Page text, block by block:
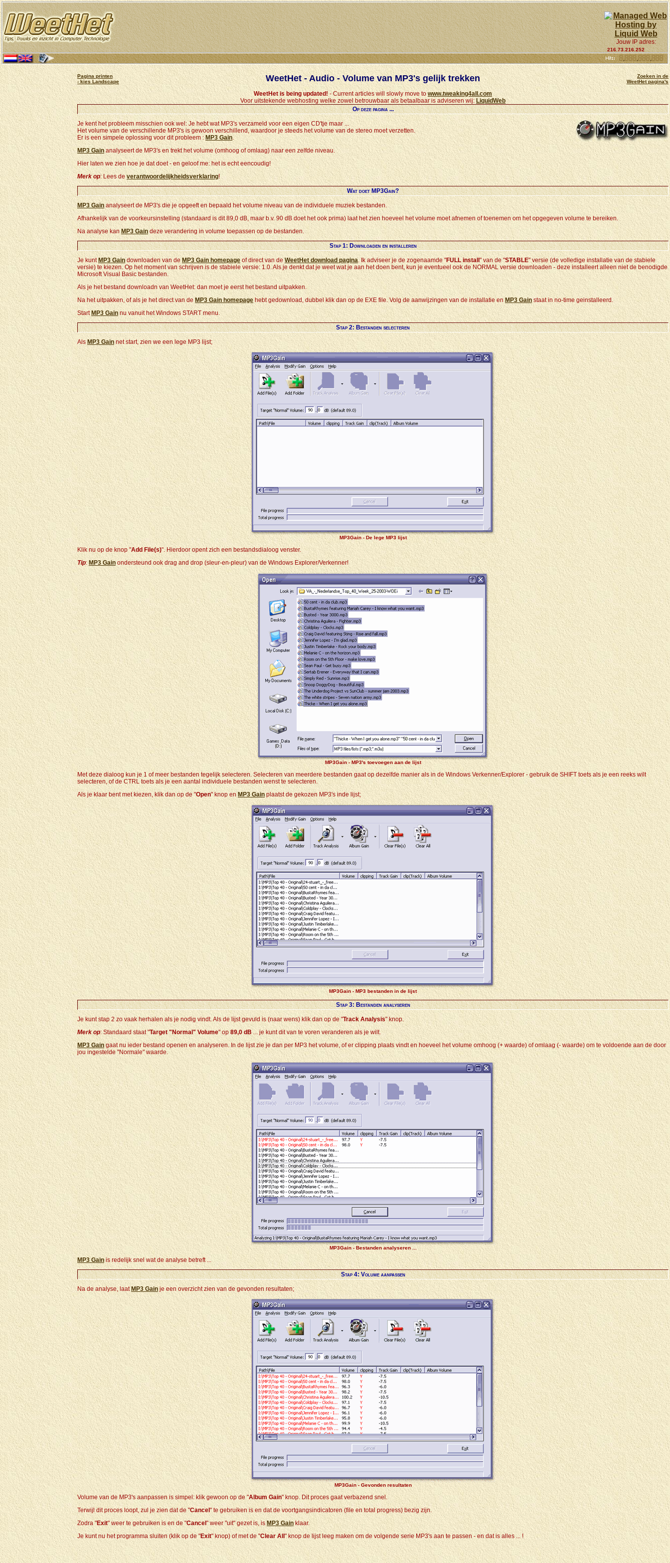
Jouw IP adres:
216.73.216.252
Pagina printen
- kies Landscape
WeetHet - Audio - Volume van MP3's gelijk trekken
Zoeken in de
WeetHet pagina's
WeetHet is being updated! - Current articles will slowly move towww.tweaking4all.com
Voor uitstekende webhosting welke zowel betrouwbaar als betaalbaar is adviseren wij: LiquidWeb
Op deze pagina ...
Je kent het probleem misschien ook wel: Je hebt wat MP3's verzameld voor een eigen CD'tje maar ...
Het volume van de verschillende MP3's is gewoon verschillend, waardoor je steeds het volume van de stereo moet verzetten.
Er is een simpele oplossing voor dit probleem :MP3 Gain.
MP3 Gainanalyseert de MP3's en trekt het volume (omhoog of omlaag) naar een zelfde niveau.
Hier laten we zien hoe je dat doet - en geloof me: het is echt eencoudig!
Merk op: Lees deverantwoordelijkheidsverklaring!
Wat doet MP3Gain?
MP3 Gainanalyseert de MP3's die je opgeeft en bepaald het volume niveau van de individuele muziek bestanden.
Afhankelijk van de voorkeursinstelling (standaard is dit 89,0 dB, maar b.v. 90 dB doet het ook prima) laat het zien hoeveel het volume moet afnemen of toenemen om het opgegeven volume te bereiken.
Na analyse kanMP3 Gain deze verandering in volume toepassen op de bestanden.
Stap 1: Downloaden en installeren
Je kuntMP3 Gaindownloaden van deMP3 Gain homepage of direct van deWeetHet download pagina. Ik adviseer je de zogenaamde "FULL install" van de "STABLE" versie (de volledige installatie van de stabiele
versie) te kiezen. Op het moment van schrijven is de stabiele versie: 1.0. Als je denkt dat je weet wat je aan het doen bent, kun je eventueel ook de NORMAL versie downloaden - deze installeert alleen niet de benodigde
Microsoft Visual Basic bestanden.
Als je het bestand downloadn van WeetHet: dan moet je eerst het bestand uitpakken.
Na het uitpakken, of als je het direct van de MP3 Gain homepage hebt gedownload, dubbel klik dan op de EXE file. Volg de aanwijzingen van de installatie enMP3 Gain staat in no-time geinstalleerd.
StartMP3 Gainnu vanuit het Windows START menu.
Stap 2: Bestanden selecteren
Als MP3 Gain net start, zien we een lege MP3 lijst;
MP3Gain - De lege MP3 lijst
Klik nu op de knop "Add File(s)". Hierdoor opent zich een bestandsdialoog venster.
Tip: MP3 Gainondersteund ook drag and drop (sleur-en-pleur) van de Windows Explorer/Verkenner!
MP3Gain - MP3's toevoegen aan de lijst
Met deze dialoog kun je 1 of meer bestanden tegelijk selecteren. Selecteren van meerdere bestanden gaat op dezelfde manier als in de Windows Verkenner/Explorer - gebruik de SHIFT toets als je een reeks wilt
selecteren, of de CTRL toets als je een aantal individuele bestanden wenst te selecteren.
Als je klaar bent met kiezen, klik dan op de "Open" knop en MP3 Gainplaatst de gekozen MP3's inde lijst;
MP3Gain - MP3 bestanden in de lijst
Stap 3: Bestanden analyseren
Je kunt stap 2 zo vaak herhalen als je nodig vindt. Als de lijst gevuld is (naar wens) klik dan op de "Track Analysis" knop.
Merk op: Standaard staat "Target "Normal" Volume" op89,0 dB... je kunt dit van te voren veranderen als je wilt.
MP3 Gain gaat nu ieder bestand openen en analyseren. In de lijst zie je dan per MP3 het volume, of er clipping plaats vindt en hoeveel het volume omhoog (+ waarde) of omlaag (- waarde) om te voldoende aan de door
jou ingestelde "Normale" waarde.
MP3Gain - Bestanden analyseren ...
MP3 Gainis redelijk snel wat de analyse betreft ...
Stap 4: Volume aanpassen
Na de analyse, laatMP3 Gain je een overzicht zien van de gevonden resultaten;
MP3Gain - Gevonden resultaten
Volume van de MP3's aanpassen is simpel: klik gewoon op de "Album Gain" knop. Dit proces gaat verbazend snel.
Terwijl dit proces loopt, zul je zien dat de "Cancel " te gebruiken is en dat de voortgangsindicatoren (file en total progress) bezig zijn.
Zodra "Exit" weer te gebruiken is en de "Cancel " weer "uit" gezet is, isMP3 Gainklaar.
Je kunt nu het programma sluiten (klik op de "Exit" knop) of met de "Clear All " knop de lijst leeg maken om de volgende serie MP3's aan te passen - en dat is alles ... !